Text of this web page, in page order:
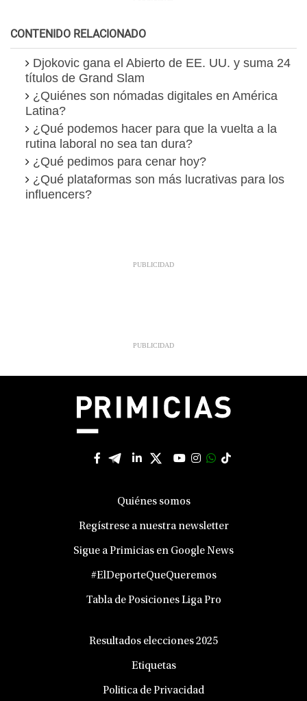
CONTENIDO RELACIONADO
Djokovic gana el Abierto de EE. UU. y suma 24
títulos de Grand Slam
¿Quiénes son nómadas digitales en América
Latina?
¿Qué podemos hacer para que la vuelta a la
rutina laboral no sea tan dura?
¿Qué pedimos para cenar hoy?
¿Qué plataformas son más lucrativas para los
influencers?
Quiénes somos
Regístrese a nuestra newsletter
Sigue a Primicias en Google News
#ElDeporteQueQueremos
Tabla de Posiciones Liga Pro
Resultados elecciones 2025
Etiquetas
Politica de Privacidad